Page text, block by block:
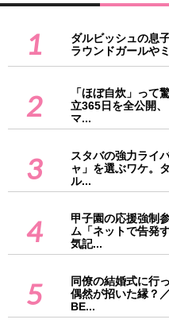
1
ダルビッシュの息
ラウンドガールや
2
「ほぼ自炊」って
立365日を全公開
マ...
3
スタバの強力ライ
ャ」を選ぶワケ。
ル...
4
甲子園の応援強制
ム「ネットで告発
気記...
5
同僚の結婚式に行
偶然が招いた縁？
BE...